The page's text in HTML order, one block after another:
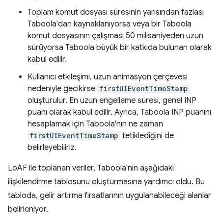
Toplam komut dosyası süresinin yarısından fazlası
Taboola'dan kaynaklanıyorsa veya bir Taboola
komut dosyasının çalışması 50 milisaniyeden uzun
sürüyorsa Taboola büyük bir katkıda bulunan olarak
kabul edilir.
Kullanıcı etkileşimi, uzun animasyon çerçevesi
nedeniyle gecikirse firstUIEventTimeStamp
oluşturulur. En uzun engelleme süresi, genel INP
puanı olarak kabul edilir. Ayrıca, Taboola INP puanını
hesaplamak için Taboola'nın ne zaman
firstUIEventTimeStamp tetiklediğini de
belirleyebiliriz.
LoAF ile toplanan veriler, Taboola'nın aşağıdaki
ilişkilendirme tablosunu oluşturmasına yardımcı oldu. Bu
tabloda, gelir artırma fırsatlarının uygulanabileceği alanlar
belirleniyor.